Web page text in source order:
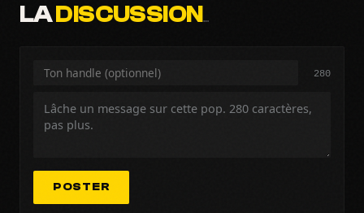
LADISCUSSION…
280
POSTER